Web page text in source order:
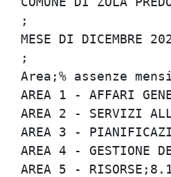
;
MESE DI DICEMBRE
;
Area;% assenze
AREA 1 - AFFARI
AREA 2 - SERVIZI
AREA 3 -
AREA 4 - GESTIONE
AREA 5 -